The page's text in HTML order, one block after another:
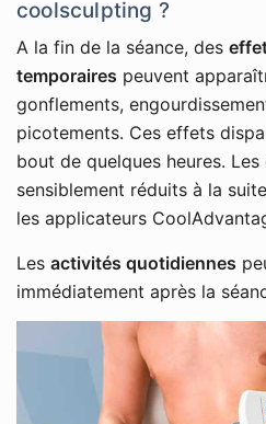
coolsculpting ?
A la fin de la séance, des
temporaires peuvent
gonflements,
picotements. Ces effets
bout de quelques heures.
sensiblement réduits à la
les applicateurs
Les activités quotidiennes
immédiatement après la